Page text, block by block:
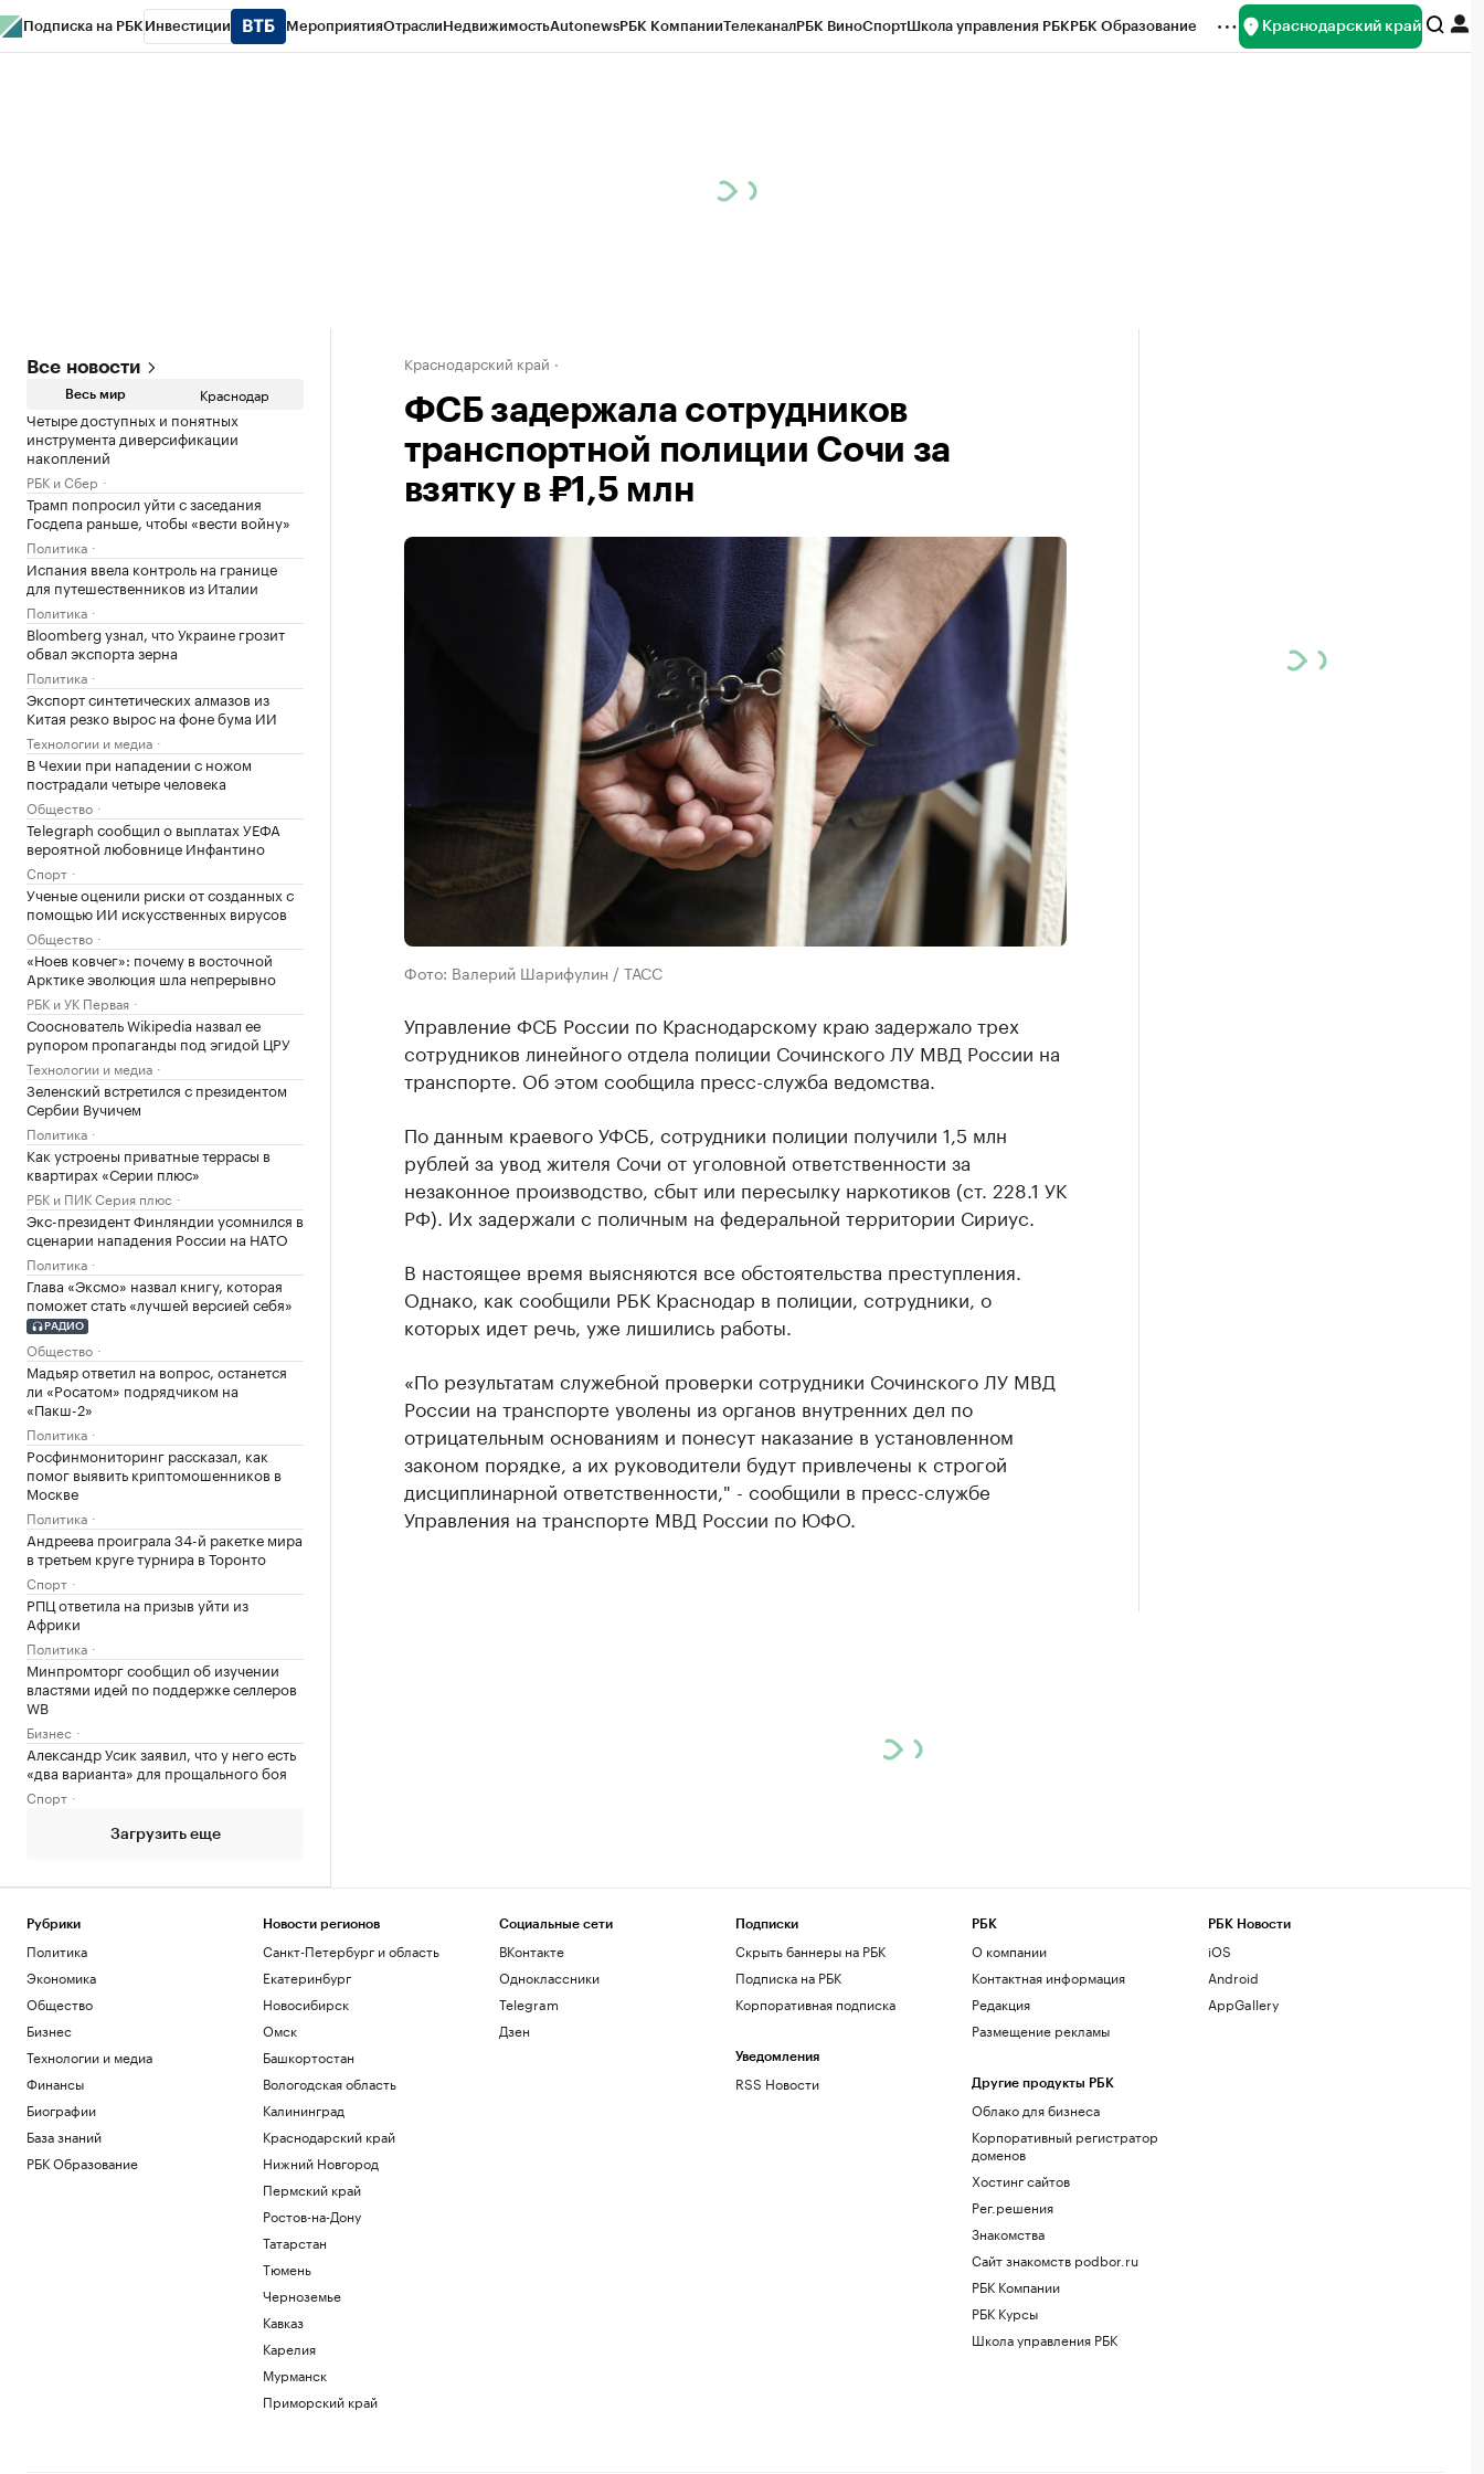
Подписка на РБК Инвестиции МероприятияОтраслиНедвижимостьAutonewsРБК КомпанииТелеканалРБК ВиноСпортШкола управления РБКРБК Образование Краснодарский край
Все новости
Весь мир Краснодар
Четыре доступных и понятных
инструмента диверсификации
накоплений
РБК и Сбер
Трамп попросил уйти с заседания
Госдепа раньше, чтобы «вести войну»
Политика
Испания ввела контроль на границе
для путешественников из Италии
Политика
Bloomberg узнал, что Украине грозит
обвал экспорта зерна
Политика
Экспорт синтетических алмазов из
Китая резко вырос на фоне бума ИИ
Технологии и медиа
В Чехии при нападении с ножом
пострадали четыре человека
Общество
Telegraph сообщил о выплатах УЕФА
вероятной любовнице Инфантино
Спорт
Ученые оценили риски от созданных с
помощью ИИ искусственных вирусов
Общество
«Ноев ковчег»: почему в восточной
Арктике эволюция шла непрерывно
РБК и УК Первая
Сооснователь Wikipedia назвал ее
рупором пропаганды под эгидой ЦРУ
Технологии и медиа
Зеленский встретился с президентом
Сербии Вучичем
Политика
Как устроены приватные террасы в
квартирах «Серии плюс»
РБК и ПИК Серия плюс
Экс-президент Финляндии усомнился в
сценарии нападения России на НАТО
Политика
Глава «Эксмо» назвал книгу, которая
поможет стать «лучшей версией себя»
РАДИО
Общество
Мадьяр ответил на вопрос, останется
ли «Росатом» подрядчиком на
«Пакш-2»
Политика
Росфинмониторинг рассказал, как
помог выявить криптомошенников в
Москве
Политика
Андреева проиграла 34-й ракетке мира
в третьем круге турнира в Торонто
Спорт
РПЦ ответила на призыв уйти из
Африки
Политика
Минпромторг сообщил об изучении
властями идей по поддержке селлеров
WB
Бизнес
Александр Усик заявил, что у него есть
«два варианта» для прощального боя
Спорт
Загрузить еще
Краснодарский край
ФСБ задержала сотрудников
транспортной полиции Сочи за
взятку в ₽1,5 млн
Фото: Валерий Шарифулин / ТАСС
Управление ФСБ России по Краснодарскому краю задержало трех
сотрудников линейного отдела полиции Сочинского ЛУ МВД России на
транспорте. Об этом сообщила пресс-служба ведомства.
По данным краевого УФСБ, сотрудники полиции получили 1,5 млн
рублей за увод жителя Сочи от уголовной ответственности за
незаконное производство, сбыт или пересылку наркотиков (ст. 228.1 УК
РФ). Их задержали с поличным на федеральной территории Сириус.
В настоящее время выясняются все обстоятельства преступления.
Однако, как сообщили РБК Краснодар в полиции, сотрудники, о
которых идет речь, уже лишились работы.
«По результатам служебной проверки сотрудники Сочинского ЛУ МВД
России на транспорте уволены из органов внутренних дел по
отрицательным основаниям и понесут наказание в установленном
законом порядке, а их руководители будут привлечены к строгой
дисциплинарной ответственности," - сообщили в пресс-службе
Управления на транспорте МВД России по ЮФО.
Рубрики
Политика
Экономика
Общество
Бизнес
Технологии и медиа
Финансы
Биографии
База знаний
РБК Образование
Новости регионов
Санкт-Петербург и область
Екатеринбург
Новосибирск
Омск
Башкортостан
Вологодская область
Калининград
Краснодарский край
Нижний Новгород
Пермский край
Ростов-на-Дону
Татарстан
Тюмень
Черноземье
Кавказ
Карелия
Мурманск
Приморский край
Социальные сети
ВКонтакте
Одноклассники
Telegram
Дзен
Подписки
Скрыть баннеры на РБК
Подписка на РБК
Корпоративная подписка
Уведомления
RSS Новости
РБК
О компании
Контактная информация
Редакция
Размещение рекламы
Другие продукты РБК
Облако для бизнеса
Корпоративный регистратор
доменов
Хостинг сайтов
Рег.решения
Знакомства
Сайт знакомств podbor.ru
РБК Компании
РБК Курсы
Школа управления РБК
РБК Новости
iOS
Android
AppGallery